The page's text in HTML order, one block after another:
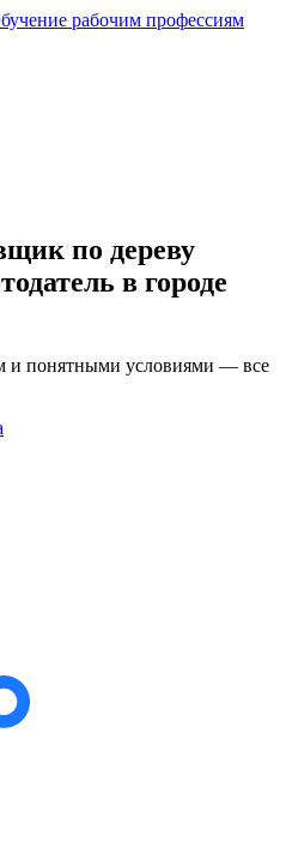
рабочим профессиям
по дереву
в городе
и понятными условиями — все